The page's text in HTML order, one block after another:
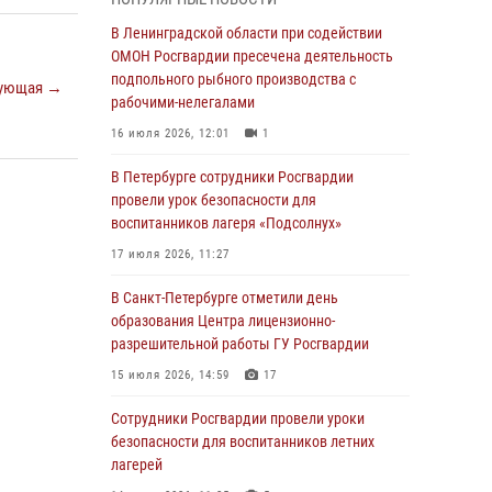
→
вернуться домой
03 августа 2026, 11:51
В Санкт-Петербурге при содействии СОБР
03 августа 2026, 10:15 1
Сотрудники ГУ Росгвардии приняли участие в
боевому самбо
03 августа 2026, 10:07 7 1
В Ленобласти сотрудники ОМОН Росгвардии
профилактического мероприятия
03 августа 2026, 09:16 5
В Петербурге сотрудники Росгвардии
В Ленинградской области при содействии
ОМОН Росгвардии пресечена деятельность
подпольного рыбного производства с
рабочими-нелегалами
16 июля 2026, 12:01 1
В Петербурге сотрудники Росгвардии
провели урок безопасности для
воспитанников лагеря «Подсолнух»
17 июля 2026, 11:27
В Санкт-Петербурге отметили день
образования Центра лицензионно-
разрешительной работы ГУ Росгвардии
15 июля 2026, 14:59 17
Сотрудники Росгвардии провели уроки
безопасности для воспитанников летних
лагерей